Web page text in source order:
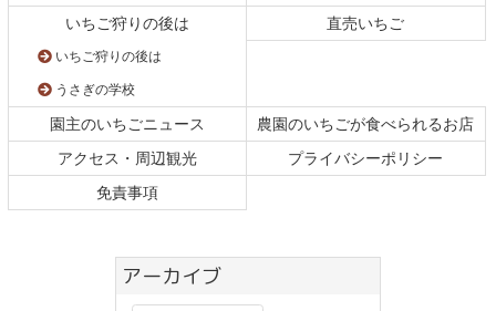
頭
る
いちご狩りの後は
いちご狩りの後は
うさぎの学校
直売いちご
園主のいちごニュース
農園のいちごが食べられるお店
アクセス・周辺観光
プライバシーポリシー
免責事項
アーカイブ